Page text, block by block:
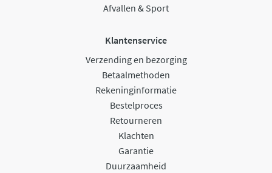
Afvallen & Sport
Klantenservice
Verzending en bezorging
Betaalmethoden
Rekeninginformatie
Bestelproces
Retourneren
Klachten
Garantie
Duurzaamheid